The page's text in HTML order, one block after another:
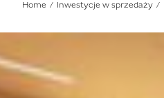
Home Inwestycje w sprzedaży